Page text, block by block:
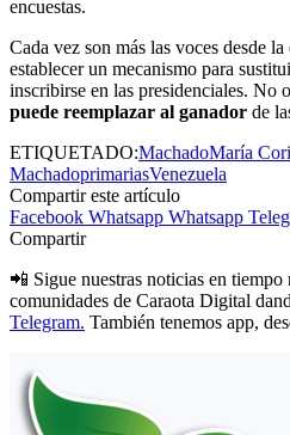
encuestas.
Cada vez son más las voces desde
establecer un mecanismo para
inscribirse en las presidenciales. No
puede reemplazar al ganador de
ETIQUETADO:MachadoMaría
MachadoprimariasVenezuela
Compartir este artículo
Facebook Whatsapp Whatsapp
Compartir
📲 Sigue nuestras noticias en tiempo
comunidades de Caraota Digital
Telegram. También tenemos app,